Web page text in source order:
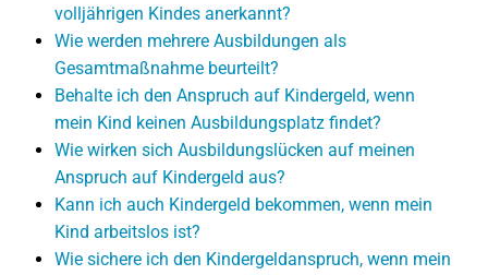
volljährigen Kindes anerkannt?
Wie werden mehrere Ausbildungen als
Gesamtmaßnahme beurteilt?
Behalte ich den Anspruch auf Kindergeld, wenn
mein Kind keinen Ausbildungsplatz findet?
Wie wirken sich Ausbildungslücken auf meinen
Anspruch auf Kindergeld aus?
Kann ich auch Kindergeld bekommen, wenn mein
Kind arbeitslos ist?
Wie sichere ich den Kindergeldanspruch, wenn mein